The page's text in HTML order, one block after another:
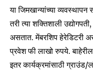
या जिमखान्यांच्या
तरी त्या शक्तिशाली
असतात. मेंबरशिप हेरेडिटरी
प्रवेश फी लाखो रुपये. बाहेरील
इतर कार्यक्रमांसाठी